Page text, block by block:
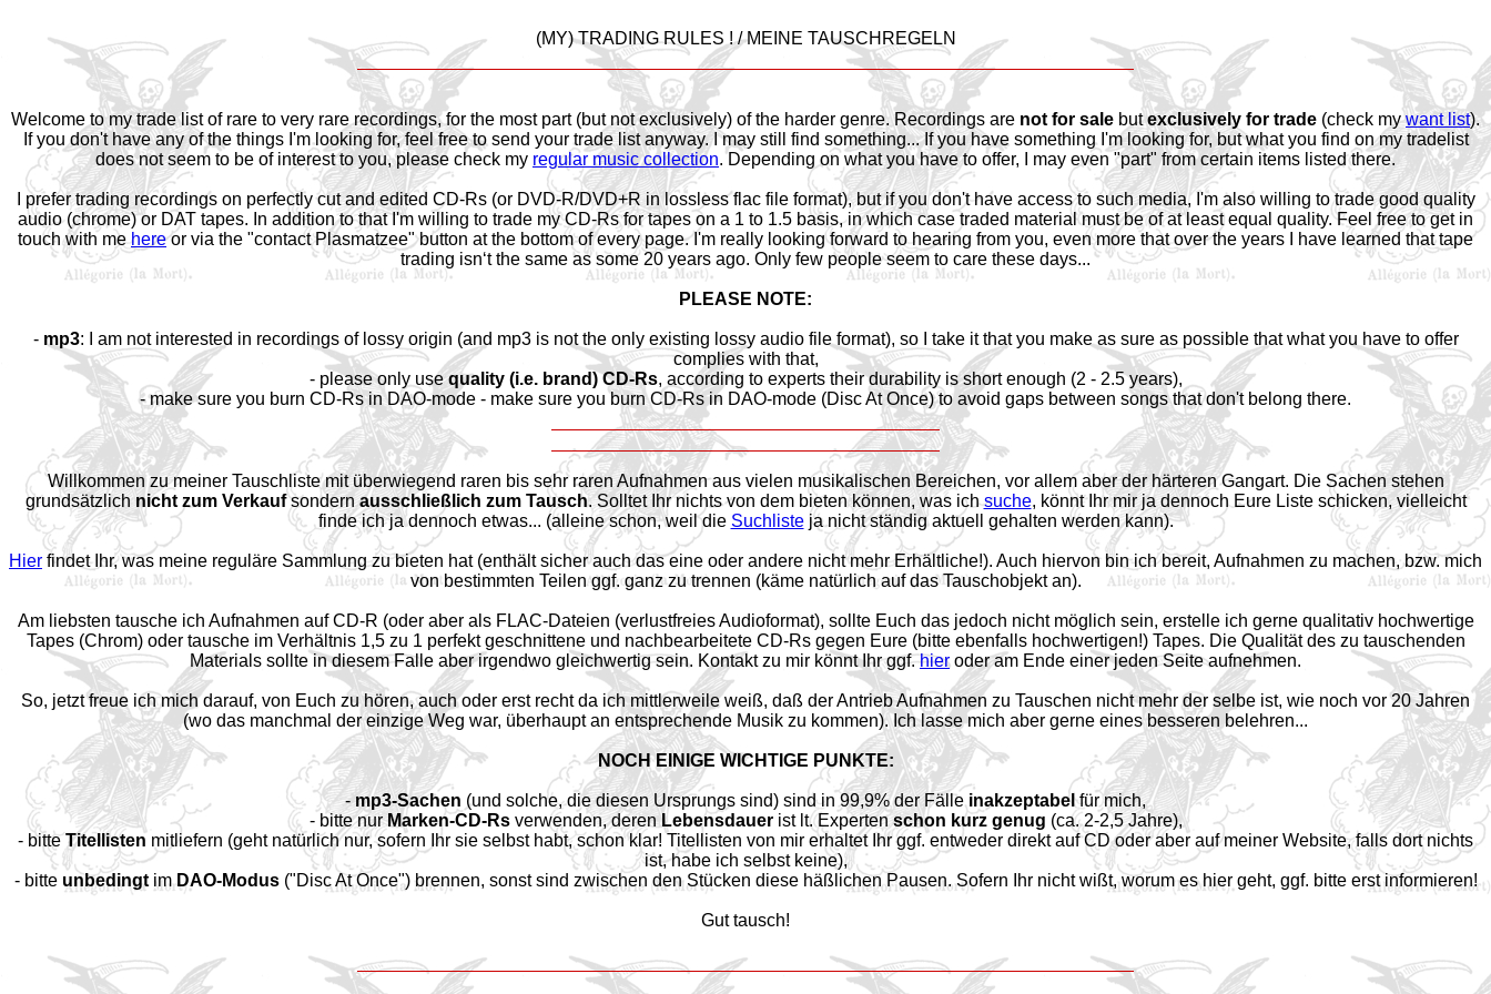
(MY) TRADING RULES ! / MEINE TAUSCHREGELN
Welcome to my trade list of rare to very rare recordings, for the most part (but not exclusively) of the harder genre. Recordings are not for sale butexclusively for trade (check mywant list).
If you don't have any of the things I'm looking for, feel free to send your trade list anyway. I may still find something... If you have something I'm looking for, but what you find on my tradelist
does not seem to be of interest to you, please check my regular music collection. Depending on what you have to offer, I may even "part" from certain items listed there.
I prefer trading recordings on perfectly cut and edited CD-Rs (or DVD-R/DVD+R in lossless flac file format), but if you don't have access to such media, I'm also willing to trade good quality
audio (chrome) or DAT tapes. In addition to that I'm willing to trade my CD-Rs for tapes on a 1 to 1.5 basis, in which case traded material must be of at least equal quality. Feel free to get in
touch with me hereor via the "contact Plasmatzee" button at the bottom of every page. I'm really looking forward to hearing from you, even more that over the years I have learned that tape
trading isn‘t the same as some 20 years ago. Only few people seem to care these days...
PLEASE NOTE:
- mp3: I am not interested in recordings of lossy origin (and mp3 is not the only existing lossy audio file format), so I take it that you make as sure as possible that what you have to offer
complies with that,
- please only usequality (i.e. brand) CD-Rs, according to experts their durability is short enough (2 - 2.5 years),
- make sure you burn CD-Rs in DAO-mode - make sure you burn CD-Rs in DAO-mode (Disc At Once) to avoid gaps between songs that don't belong there.
Willkommen zu meiner Tauschliste mit überwiegend raren bis sehr raren Aufnahmen aus vielen musikalischen Bereichen, vor allem aber der härteren Gangart. Die Sachen stehen
grundsätzlichnicht zum Verkaufsondernausschließlich zum Tausch. Solltet Ihr nichts von dem bieten können, was ichsuche, könnt Ihr mir ja dennoch Eure Liste schicken, vielleicht
finde ich ja dennoch etwas... (alleine schon, weil die Suchlisteja nicht ständig aktuell gehalten werden kann).
Hier findet Ihr, was meine reguläre Sammlung zu bieten hat (enthält sicher auch das eine oder andere nicht mehr Erhältliche!). Auch hiervon bin ich bereit, Aufnahmen zu machen, bzw. mich
von bestimmten Teilen ggf. ganz zu trennen (käme natürlich auf das Tauschobjekt an).
Am liebsten tausche ich Aufnahmen auf CD-R (oder aber als FLAC-Dateien (verlustfreies Audioformat), sollte Euch das jedoch nicht möglich sein, erstelle ich gerne qualitativ hochwertige
Tapes (Chrom) oder tausche im Verhältnis 1,5 zu 1 perfekt geschnittene und nachbearbeitete CD-Rs gegen Eure (bitte ebenfalls hochwertigen!) Tapes. Die Qualität des zu tauschenden
Materials sollte in diesem Falle aber irgendwo gleichwertig sein. Kontakt zu mir könnt Ihr ggf.hieroder am Ende einer jeden Seite aufnehmen.
So, jetzt freue ich mich darauf, von Euch zu hören, auch oder erst recht da ich mittlerweile weiß, daß der Antrieb Aufnahmen zu Tauschen nicht mehr der selbe ist, wie noch vor 20 Jahren
(wo das manchmal der einzige Weg war, überhaupt an entsprechende Musik zu kommen). Ich lasse mich aber gerne eines besseren belehren...
NOCH EINIGE WICHTIGE PUNKTE:
- mp3-Sachen (und solche, die diesen Ursprungs sind) sind in 99,9% der Fälle inakzeptabelfür mich,
- bitte nurMarken-CD-Rsverwenden, derenLebensdauerist lt. Expertenschon kurz genug (ca. 2-2,5 Jahre),
- bitteTitellisten mitliefern (geht natürlich nur, sofern Ihr sie selbst habt, schon klar! Titellisten von mir erhaltet Ihr ggf. entweder direkt auf CD oder aber auf meiner Website, falls dort nichts
ist, habe ich selbst keine),
- bitte unbedingtimDAO-Modus("Disc At Once") brennen, sonst sind zwischen den Stücken diese häßlichen Pausen. Sofern Ihr nicht wißt, worum es hier geht, ggf. bitte erst informieren!
Gut tausch!